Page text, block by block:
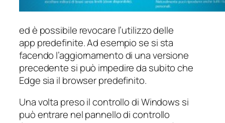
ed è possibile revocare l’utilizzo delle
app predefinite. Ad esempio se si sta
facendo l’aggiornamento di una versione
precedente si può impedire da subito che
Edge sia il browser predefinito.
Una volta preso il controllo di Windows si
può entrare nel pannello di controllo